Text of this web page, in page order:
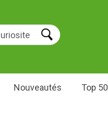
Nouveautés Top 50